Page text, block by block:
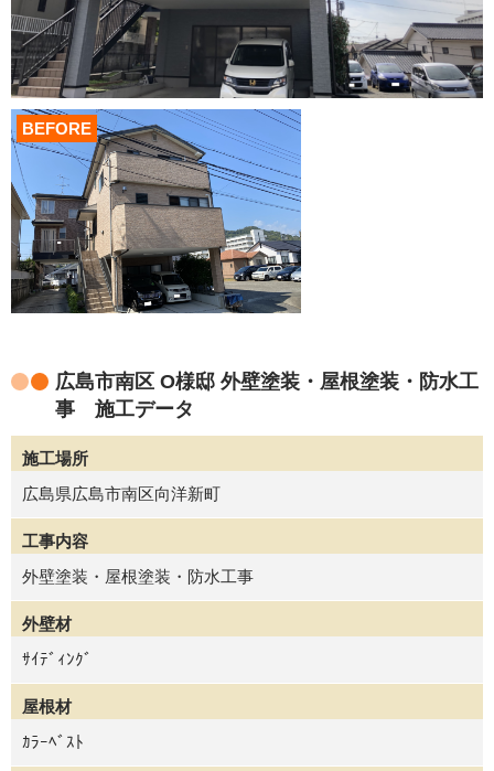
BEFORE
広島市南区 O様邸 外壁塗装・屋根塗装・防水工
事 施工データ
施工場所
広島県広島市南区向洋新町
工事内容
外壁塗装・屋根塗装・防水工事
外壁材
ｻｲﾃﾞｨﾝｸﾞ
屋根材
ｶﾗｰﾍﾞｽﾄ